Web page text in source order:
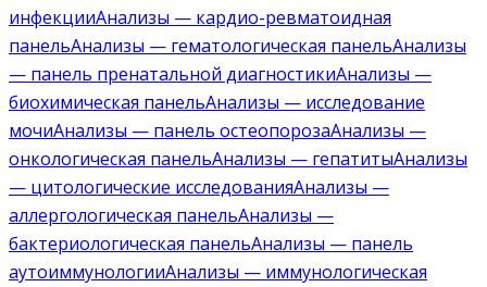
инфекцииАнализы — кардио-ревматоидная
панельАнализы — гематологическая панельАнализы
— панель пренатальной диагностикиАнализы —
биохимическая панельАнализы — исследование
мочиАнализы — панель остеопорозаАнализы —
онкологическая панельАнализы — гепатитыАнализы
— цитологические исследованияАнализы —
аллергологическая панельАнализы —
бактериологическая панельАнализы — панель
аутоиммунологииАнализы — иммунологическая